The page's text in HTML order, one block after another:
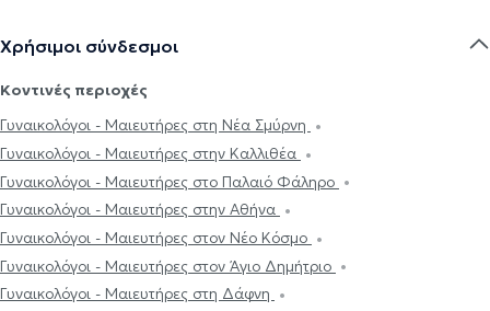
Χρήσιμοι σύνδεσμοι
Κοντινές περιοχές
Γυναικολόγοι - Μαιευτήρες στη Νέα Σμύρνη
Γυναικολόγοι - Μαιευτήρες στην Καλλιθέα
Γυναικολόγοι - Μαιευτήρες στο Παλαιό Φάληρο
Γυναικολόγοι - Μαιευτήρες στην Αθήνα
Γυναικολόγοι - Μαιευτήρες στον Νέο Κόσμο
Γυναικολόγοι - Μαιευτήρες στον Άγιο Δημήτριο
Γυναικολόγοι - Μαιευτήρες στη Δάφνη